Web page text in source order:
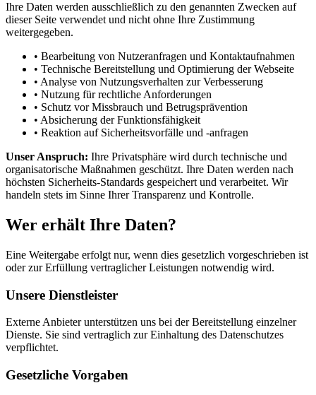
Ihre Daten werden ausschließlich zu den genannten Zwecken auf
dieser Seite verwendet und nicht ohne Ihre Zustimmung
weitergegeben.
• Bearbeitung von Nutzeranfragen und Kontaktaufnahmen
• Technische Bereitstellung und Optimierung der Webseite
• Analyse von Nutzungsverhalten zur Verbesserung
• Nutzung für rechtliche Anforderungen
• Schutz vor Missbrauch und Betrugsprävention
• Absicherung der Funktionsfähigkeit
• Reaktion auf Sicherheitsvorfälle und -anfragen
Unser Anspruch: Ihre Privatsphäre wird durch technische und
organisatorische Maßnahmen geschützt. Ihre Daten werden nach
höchsten Sicherheits-Standards gespeichert und verarbeitet. Wir
handeln stets im Sinne Ihrer Transparenz und Kontrolle.
Wer erhält Ihre Daten?
Eine Weitergabe erfolgt nur, wenn dies gesetzlich vorgeschrieben ist
oder zur Erfüllung vertraglicher Leistungen notwendig wird.
Unsere Dienstleister
Externe Anbieter unterstützen uns bei der Bereitstellung einzelner
Dienste. Sie sind vertraglich zur Einhaltung des Datenschutzes
verpflichtet.
Gesetzliche Vorgaben